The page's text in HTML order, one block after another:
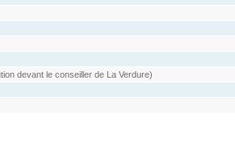
devant le conseiller de La Verdure)